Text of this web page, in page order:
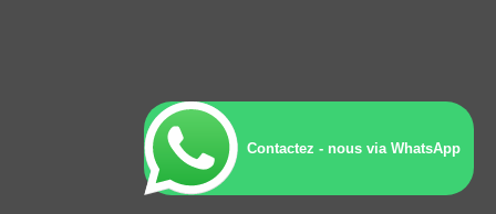
Contactez - nous via WhatsApp